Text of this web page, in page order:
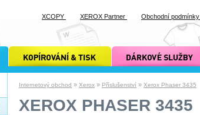
Internetový obchod » Xerox » Příslušenství » Xerox Phaser 3435
XEROX PHASER 3435
kopírování a tisk xcopy dárkové služby xcopy
XCOPY XEROX Partner Obchodní podmínky